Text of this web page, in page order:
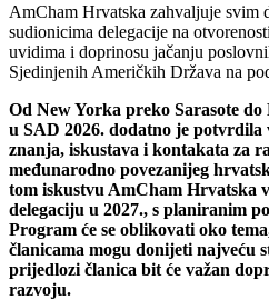
AmCham Hrvatska zahvaljuje svim
sudionicima delegacije na
uvidima i doprinosu jačanju
Sjedinjenih Američkih Država na
Od New Yorka preko Sarasote
u SAD 2026. dodatno je potvrdila
znanja, iskustava i kontakata za
međunarodno povezanijeg
tom iskustvu AmCham Hrvatska
delegaciju u 2027., s planiranim
Program će se oblikovati oko
članicama mogu donijeti najveću
prijedlozi članica bit će važan
razvoju.